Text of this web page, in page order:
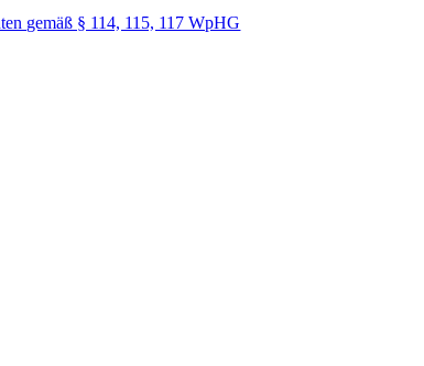
gemäß § 114, 115, 117 WpHG